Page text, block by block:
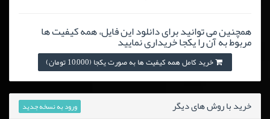
همچنین می توانید برای دانلود این فایل، همه کیفیت ها
مربوط به آن را یکجا خریداری نمایید
خرید کامل همه کیفیت ها به صورت یکجا (10,000 تومان)
خرید با روش های دیگر ورود به نسخه جدید